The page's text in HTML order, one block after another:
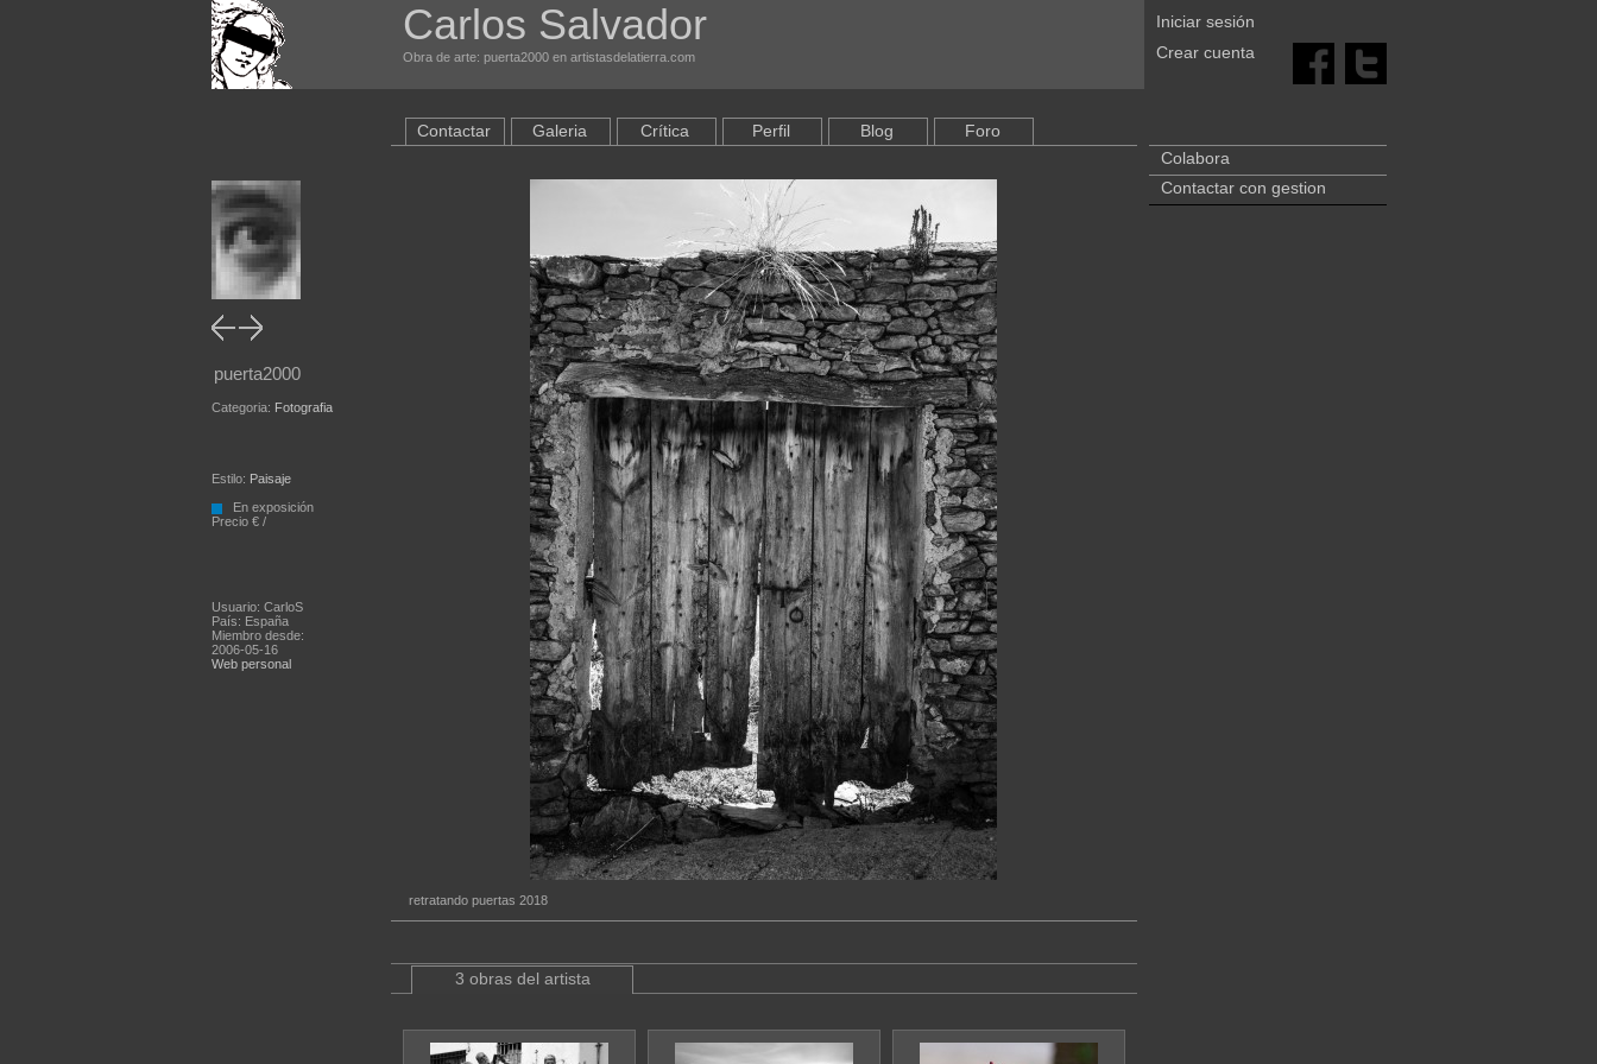
Carlos Salvador
Obra de arte: puerta2000 en artistasdelatierra.com
Iniciar sesión
Crear cuenta
puerta2000
Categoria: Fotografia
Estilo: Paisaje
En exposición
Precio € /
Usuario: CarloS
País: España
Miembro desde:
2006-05-16
Web personal
Contactar Galeria Crítica Perfil Blog Foro
retratando puertas 2018
3 obras del artista
Colabora
Contactar con gestion